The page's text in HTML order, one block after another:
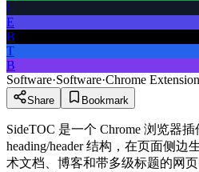
C
E
B
T
B
Software·Software·Chrome Extension
Share Bookmark
SideTOC 是一个 Chrome 浏览器
heading/header 结构，在页面侧
术文档、博客和带多级标题的网